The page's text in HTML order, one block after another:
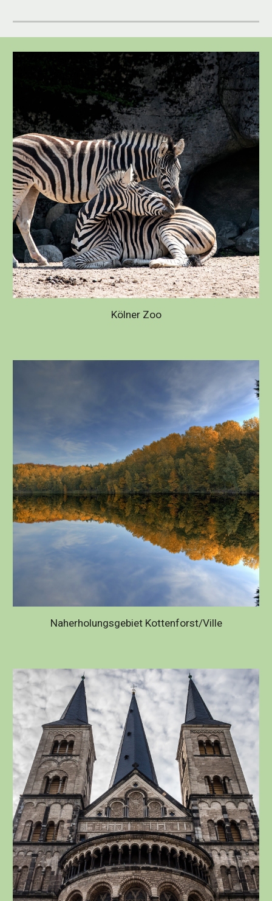
Kölner Zoo
Naherholungsgebiet Kottenforst/Ville